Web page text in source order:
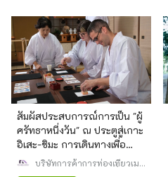
สัมผัสประสบการณ์การเป็น "ผู้
ศรัทธาหนึ่งวัน" ณ ประตูสู่เกาะ
อิเสะ-ชิมะ การเดินทางเพื่อ
ชำระจิตใจของคุณด้วยการ
บริษัทการค้าการท่องเที่ยวเม